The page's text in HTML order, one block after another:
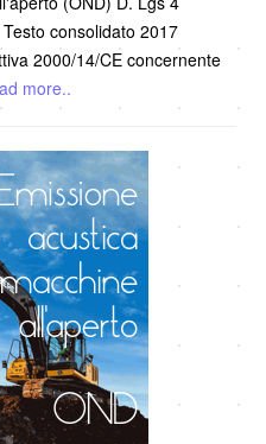
consolidato 2017
2000/14/CE concernente
more..